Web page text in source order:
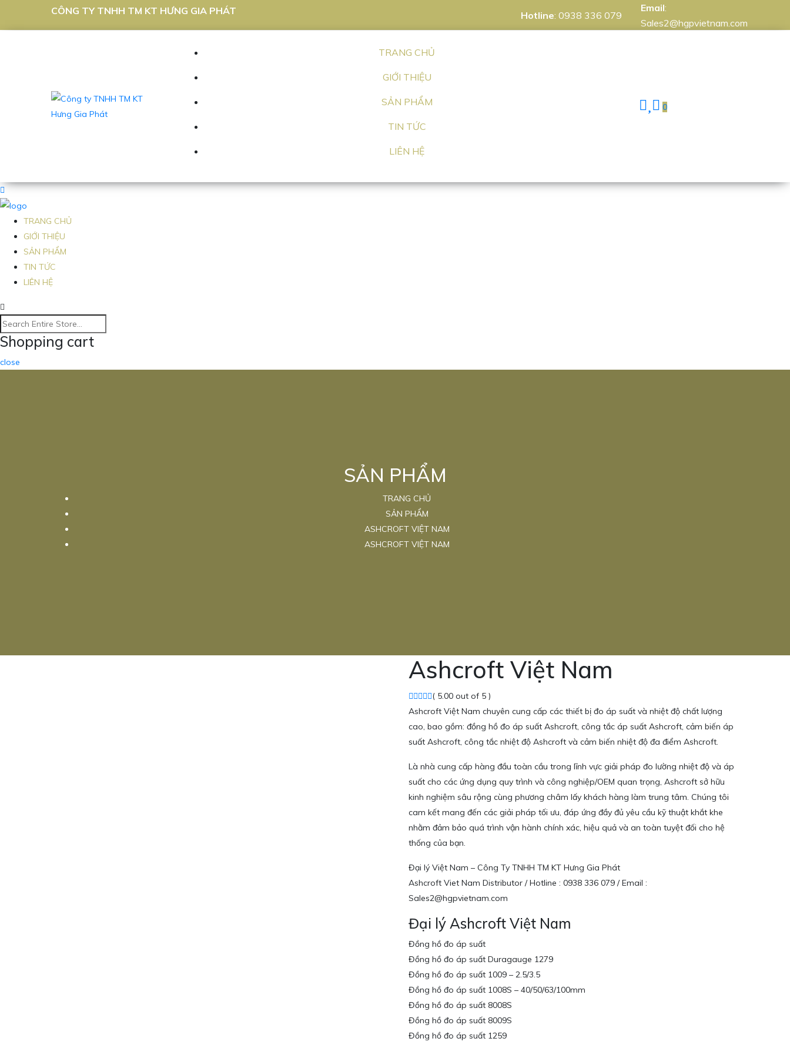
CÔNG TY TNHH TM KT HƯNG GIA PHÁT Hotline: 0938 336 079
Email:
Sales2@hgpvietnam.com
TRANG CHỦ
GIỚI THIỆU
SẢN PHẨM
TIN TỨC
LIÊN HỆ
0
TRANG CHỦ
GIỚI THIỆU
SẢN PHẨM
TIN TỨC
LIÊN HỆ
Shopping cart
close
SẢN PHẨM
TRANG CHỦ
SẢN PHẨM
ASHCROFT VIỆT NAM
ASHCROFT VIỆT NAM
Ashcroft Việt Nam
( 5.00 out of 5 )
Ashcroft Việt Nam chuyên cung cấp các thiết bị đo áp suất và nhiệt độ chất lượng
cao, bao gồm: đồng hồ đo áp suất Ashcroft, công tắc áp suất Ashcroft, cảm biến áp
suất Ashcroft, công tắc nhiệt độ Ashcroft và cảm biến nhiệt độ đa điểm Ashcroft.
Là nhà cung cấp hàng đầu toàn cầu trong lĩnh vực giải pháp đo lường nhiệt độ và áp
suất cho các ứng dụng quy trình và công nghiệp/OEM quan trọng, Ashcroft sở hữu
kinh nghiệm sâu rộng cùng phương châm lấy khách hàng làm trung tâm. Chúng tôi
cam kết mang đến các giải pháp tối ưu, đáp ứng đầy đủ yêu cầu kỹ thuật khắt khe
nhằm đảm bảo quá trình vận hành chính xác, hiệu quả và an toàn tuyệt đối cho hệ
thống của bạn.
Đại lý Việt Nam – Công Ty TNHH TM KT Hưng Gia Phát
Ashcroft Viet Nam Distributor / Hotline : 0938 336 079 / Email :
Sales2@hgpvietnam.com
Đại lý Ashcroft Việt Nam
Đồng hồ đo áp suất
Đồng hồ đo áp suất Duragauge 1279
Đồng hồ đo áp suất 1009 – 2.5/3.5
Đồng hồ đo áp suất 1008S – 40/50/63/100mm
Đồng hồ đo áp suất 8008S
Đồng hồ đo áp suất 8009S
Đồng hồ đo áp suất 1259